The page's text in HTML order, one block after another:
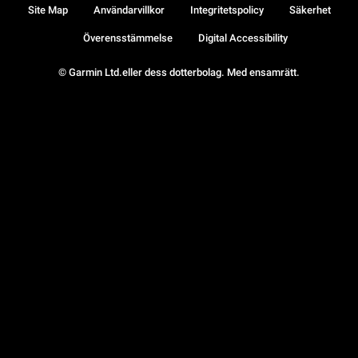
© Garmin Ltd.eller dess dotterbolag. Med ensamrätt.
Site Map Användarvillkor Integritetspolicy Säkerhet
Överensstämmelse Digital Accessibility